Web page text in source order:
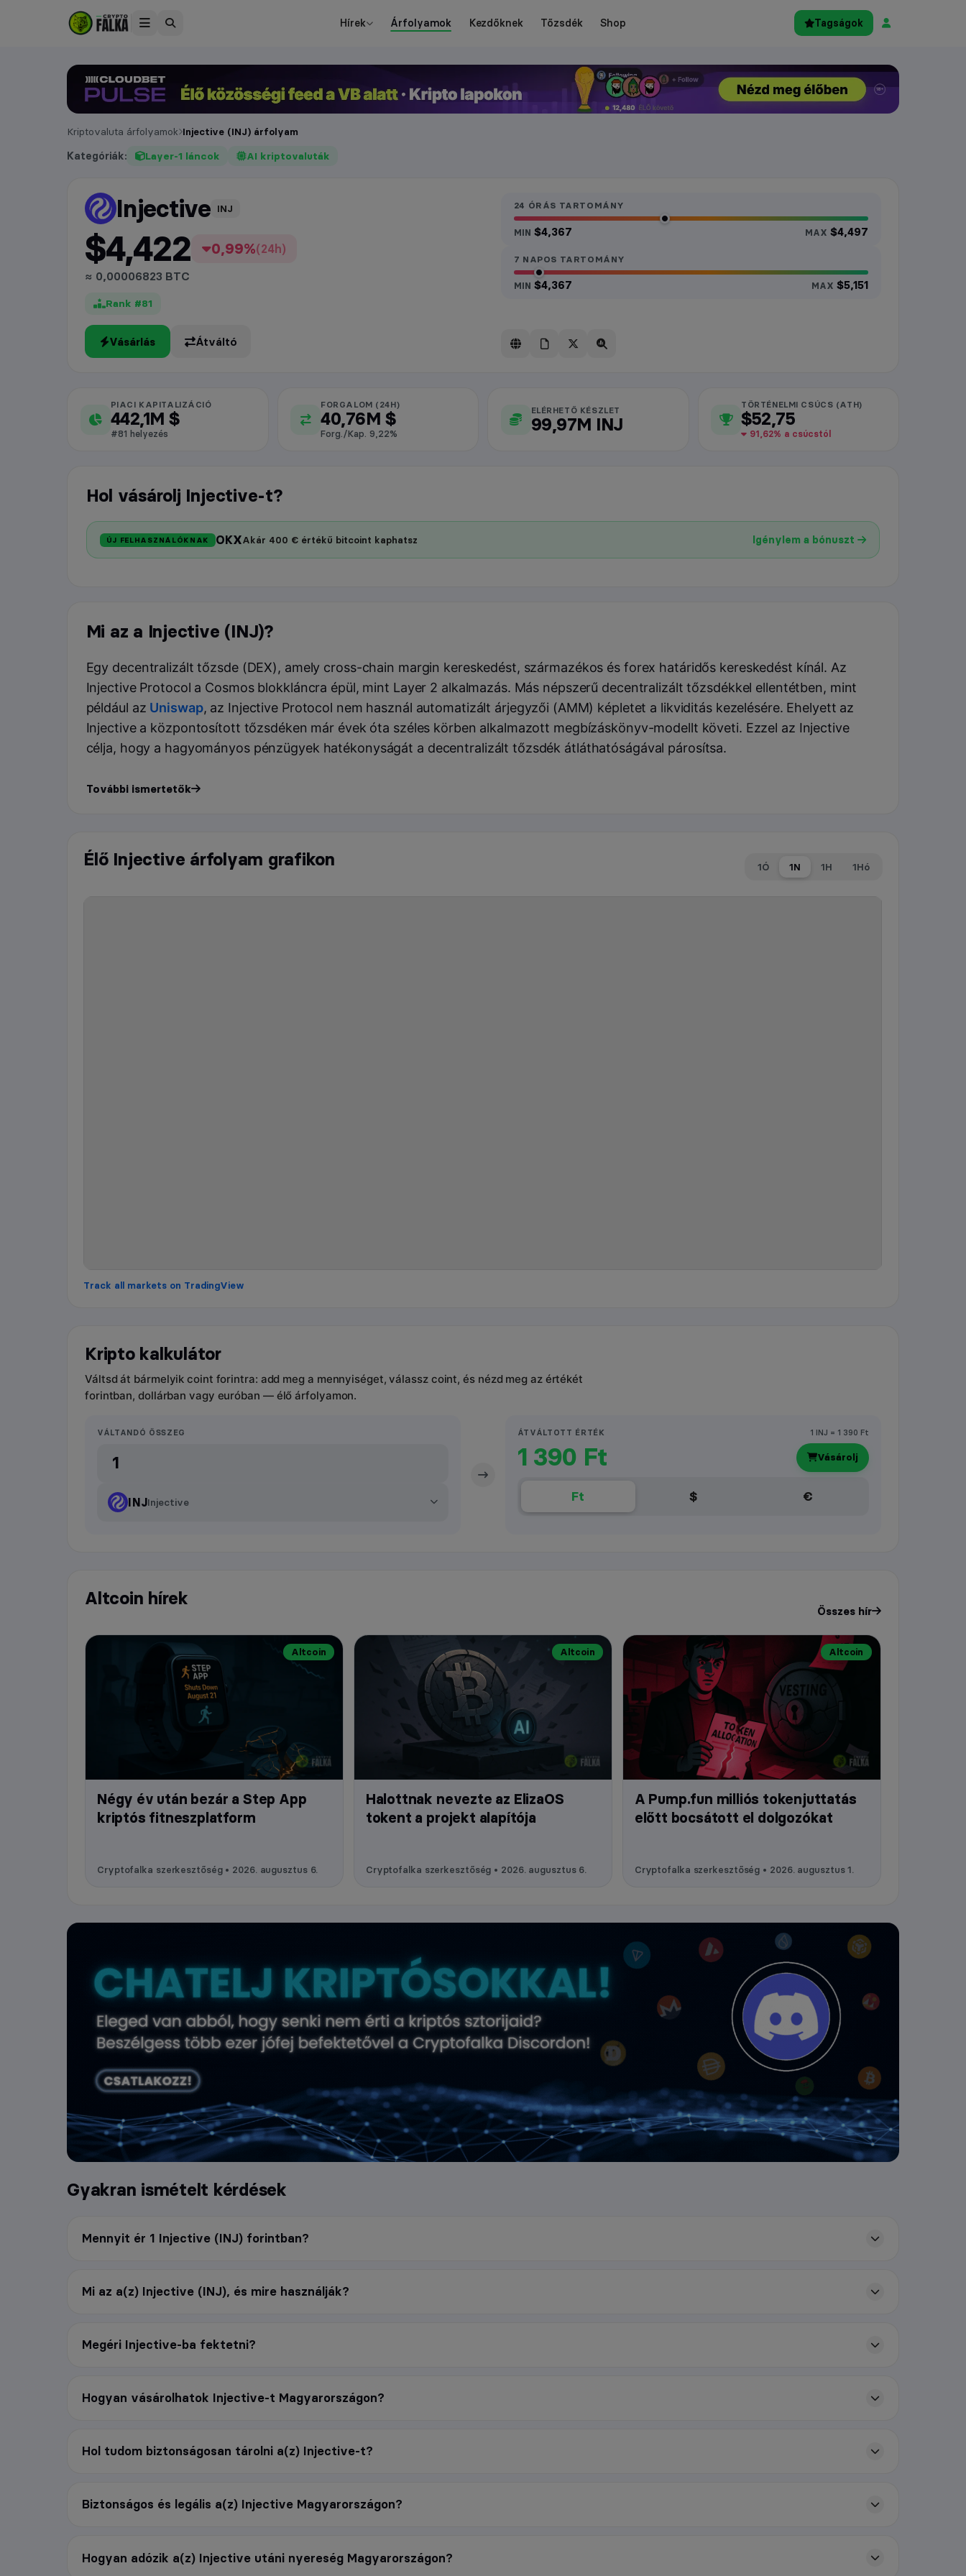
Hírek Árfolyamok Kezdőknek Tőzsdék Shop Tagságok
Kriptovaluta árfolyamok Injective (INJ) árfolyam
Kategóriák: Layer-1 láncok AI kriptovaluták
Injectiveárfolyam
INJ
$4,422 0,99%(24h)
≈ 0,00006823 BTC
Rank #81
Vásárlás Átváltó
24 ÓRÁS TARTOMÁNY
MIN $4,367 MAX $4,497
7 NAPOS TARTOMÁNY
MIN $4,367 MAX $5,151
Injective piaci adatok
PIACI KAPITALIZÁCIÓ
442,1M $
#81 helyezés
FORGALOM (24H)
40,76M $
Forg./Kap. 9,22%
ELÉRHETŐ KÉSZLET
99,97M INJ
TÖRTÉNELMI CSÚCS (ATH)
$52,75
91,62% a csúcstól
Hol vásárolj Injective-t?
ÚJ FELHASZNÁLÓKNAK OKXAkár 400 € értékű bitcoint kaphatsz Igénylem a bónuszt
Mi az a Injective (INJ)?
Egy decentralizált tőzsde (DEX), amely cross-chain margin kereskedést, származékos és forex határidős kereskedést kínál. Az
Injective Protocol a Cosmos blokkláncra épül, mint Layer 2 alkalmazás. Más népszerű decentralizált tőzsdékkel ellentétben, mint
például az Uniswap, az Injective Protocol nem használ automatizált árjegyzői (AMM) képletet a likviditás kezelésére. Ehelyett az
Injective a központosított tőzsdéken már évek óta széles körben alkalmazott megbízáskönyv-modellt követi. Ezzel az Injective
célja, hogy a hagyományos pénzügyek hatékonyságát a decentralizált tőzsdék átláthatóságával párosítsa.
További ismertetők
Élő Injective árfolyam grafikon 1Ó 1N 1H 1Hó
Track all markets on TradingView
Kripto kalkulátor
Váltsd át bármelyik coint forintra: add meg a mennyiséget, válassz coint, és nézd meg az értékét
forintban, dollárban vagy euróban — élő árfolyamon.
VÁLTANDÓ ÖSSZEG
INJInjective
ÁTVÁLTOTT ÉRTÉK 1 INJ = 1 390 Ft
1 390 Ft Vásárolj
Ft $ €
Altcoin hírek
Összes hír
Altcoin
Négy év után bezár a Step App
kriptós fitneszplatform
Cryptofalka szerkesztőség • 2026. augusztus 6.
Altcoin
Halottnak nevezte az ElizaOS
tokent a projekt alapítója
Cryptofalka szerkesztőség • 2026. augusztus 6.
Altcoin
A Pump.fun milliós tokenjuttatás
előtt bocsátott el dolgozókat
Cryptofalka szerkesztőség • 2026. augusztus 1.
Gyakran ismételt kérdések
Mennyit ér 1 Injective (INJ) forintban?
Mi az a(z) Injective (INJ), és mire használják?
Megéri Injective-ba fektetni?
Hogyan vásárolhatok Injective-t Magyarországon?
Hol tudom biztonságosan tárolni a(z) Injective-t?
Biztonságos és legális a(z) Injective Magyarországon?
Hogyan adózik a(z) Injective utáni nyereség Magyarországon?